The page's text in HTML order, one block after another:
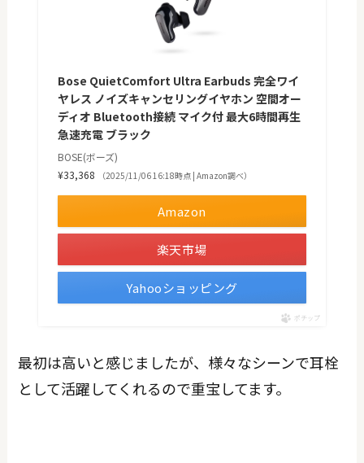
Bose QuietComfort Ultra Earbuds 完全ワイ
ヤレス ノイズキャンセリングイヤホン 空間オー
ディオ Bluetooth接続 マイク付 最大6時間再生
急速充電 ブラック
BOSE(ボーズ)
¥33,368
（2025/11/06 16:18時点 | Amazon調べ）
Amazon
楽天市場
Yahooショッピング
ポチップ
最初は高いと感じましたが、様々なシーンで耳栓
として活躍してくれるので重宝してます。